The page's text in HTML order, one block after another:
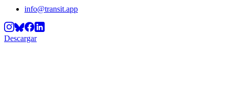
info@transit.app
Descargar